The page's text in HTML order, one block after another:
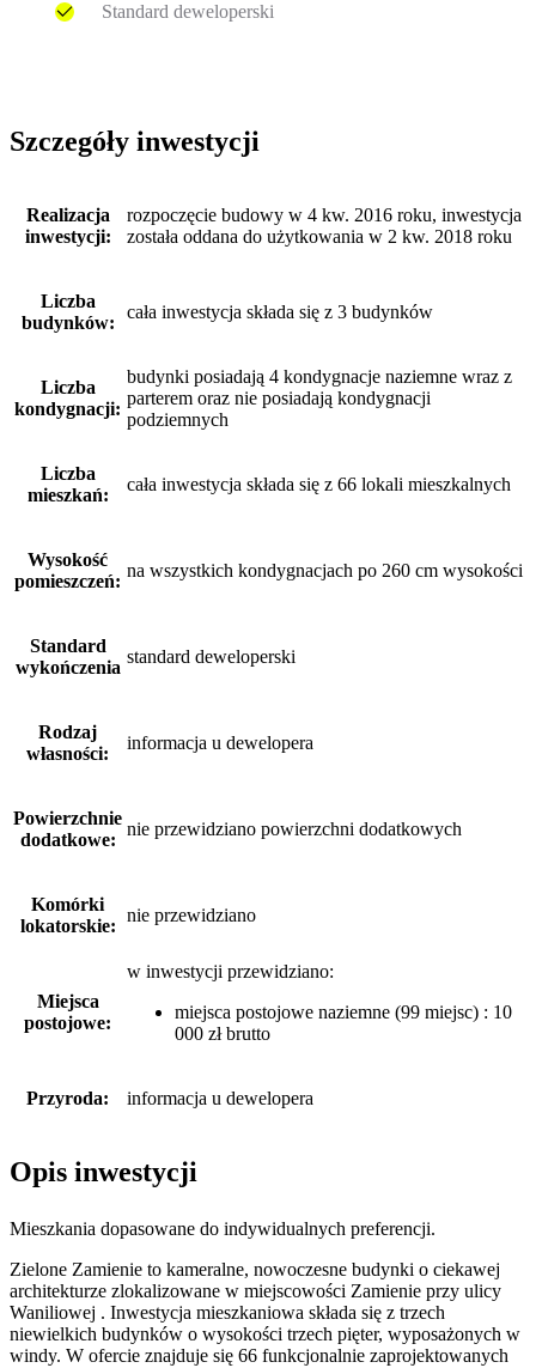
Standard deweloperski
Szczegóły inwestycji
Realizacja
inwestycji:
rozpoczęcie budowy w 4 kw. 2016 roku, inwestycja
została oddana do użytkowania w 2 kw. 2018 roku
Liczba
budynków:
cała inwestycja składa się z 3 budynków
Liczba
kondygnacji:
budynki posiadają 4 kondygnacje naziemne wraz z
parterem oraz nie posiadają kondygnacji
podziemnych
Liczba
mieszkań:
cała inwestycja składa się z 66 lokali mieszkalnych
Wysokość
pomieszczeń:
na wszystkich kondygnacjach po 260 cm wysokości
Standard
wykończenia
standard deweloperski
Rodzaj
własności:
informacja u dewelopera
Powierzchnie
dodatkowe:
nie przewidziano powierzchni dodatkowych
Komórki
lokatorskie:
nie przewidziano
Miejsca
postojowe:
w inwestycji przewidziano:
miejsca postojowe naziemne (99 miejsc) : 10
000 zł brutto
Przyroda: informacja u dewelopera
Opis inwestycji
Mieszkania dopasowane do indywidualnych preferencji.
Zielone Zamienie to kameralne, nowoczesne budynki o ciekawej
architekturze zlokalizowane w miejscowości Zamienie przy ulicy
Waniliowej . Inwestycja mieszkaniowa składa się z trzech
niewielkich budynków o wysokości trzech pięter, wyposażonych w
windy. W ofercie znajduje się 66 funkcjonalnie zaprojektowanych